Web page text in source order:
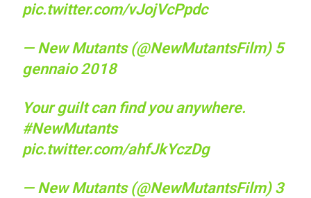
pic.twitter.com/vJojVcPpdc
— New Mutants (@NewMutantsFilm) 5
gennaio 2018
Your guilt can find you anywhere.
#NewMutants
pic.twitter.com/ahfJkYczDg
— New Mutants (@NewMutantsFilm) 3